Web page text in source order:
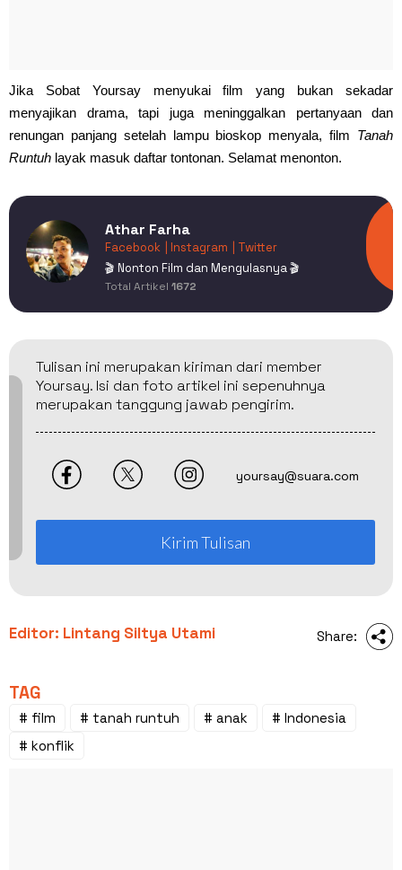
Jika Sobat Yoursay menyukai film yang bukan sekadar
menyajikan drama, tapi juga meninggalkan pertanyaan dan
renungan panjang setelah lampu bioskop menyala, film Tanah
Runtuh layak masuk daftar tontonan. Selamat menonton.
Athar Farha
Facebook | Instagram
| Twitter
🎬 Nonton Film dan Mengulasnya 🎬
Total Artikel 1672
Tulisan ini merupakan kiriman dari member
Yoursay. Isi dan foto artikel ini sepenuhnya
merupakan tanggung jawab pengirim.
yoursay@suara.com
Kirim Tulisan
Editor: Lintang Siltya Utami Share:
TAG
# film # tanah runtuh # anak
# Indonesia
# konflik